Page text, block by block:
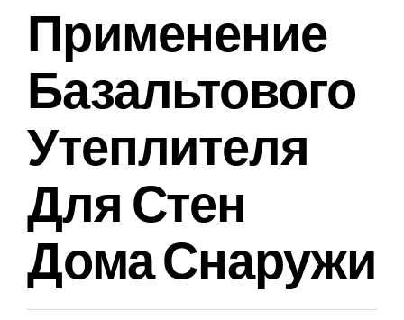
Применение
Базальтового
Утеплителя
Для Стен
Дома Снаружи